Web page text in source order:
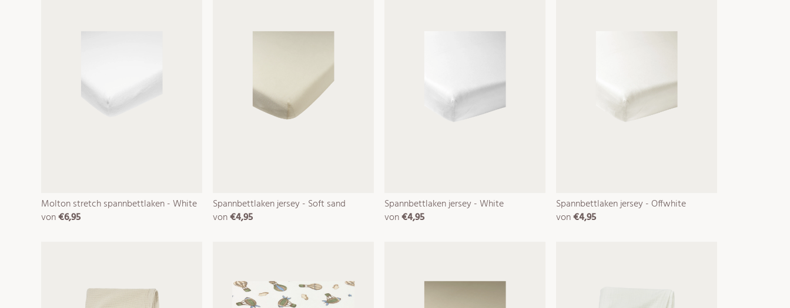
Molton stretch spannbettlaken - White
normaler
von€6,95
Spannbettlaken jersey - Soft sand
normaler
von€4,95
Spannbettlaken jersey - White
normaler
von€4,95
Spannbettlaken jersey - Offwhite
normaler
von€4,95